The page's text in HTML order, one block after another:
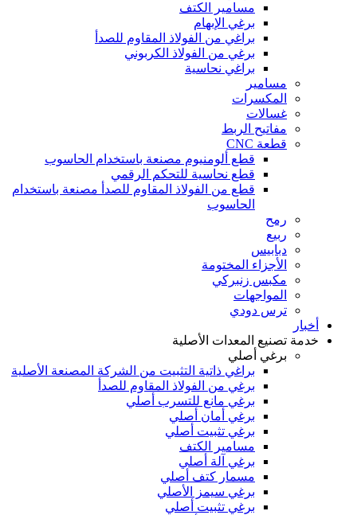
مسامير الكتف
برغي الإبهام
براغي من الفولاذ المقاوم للصدأ
برغي من الفولاذ الكربوني
براغي نحاسية
مسامير
المكسرات
غسالات
مفاتيح الربط
قطعة CNC
قطع ألومنيوم مصنعة باستخدام الحاسوب
قطع نحاسية للتحكم الرقمي
قطع من الفولاذ المقاوم للصدأ مصنعة باستخدام
الحاسوب
رمح
ربيع
دبابيس
الأجزاء المختومة
مكبس زنبركي
المواجهات
ترس دودي
أخبار
خدمة تصنيع المعدات الأصلية
برغي أصلي
براغي ذاتية التثبيت من الشركة المصنعة الأصلية
برغي من الفولاذ المقاوم للصدأ
برغي مانع للتسرب أصلي
برغي أمان أصلي
برغي تثبيت أصلي
مسامير الكتف
برغي آلة أصلي
مسمار كتف أصلي
برغي سيمز الأصلي
برغي تثبيت أصلي